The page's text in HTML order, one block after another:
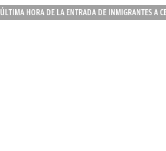
ÚLTIMA HORA DE LA ENTRADA DE INMIGRANTES A